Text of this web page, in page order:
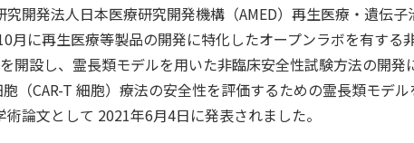
開発法人日本医療研究開発機構（AMED）再生医療・遺伝
月に再生医療等製品の開発に特化したオープンラボを有す
開設し、霊長類モデルを用いた非臨床安全性試験方法の開発
（CAR-T 細胞）療法の安全性を評価するための霊長類モデ
論文として 2021年6月4日に発表されました。